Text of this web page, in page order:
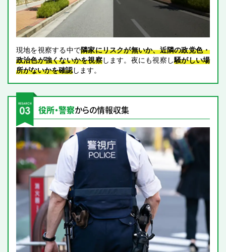
現地を視察する中で隣家にリスクが無いか、近隣の政党色・
政治色が強くないかを視察します。夜にも視察し騒がしい場
所がないかを確認します。
役所・警察からの情報収集